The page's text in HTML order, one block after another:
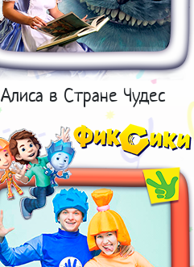
Алиса в Стране Чудес